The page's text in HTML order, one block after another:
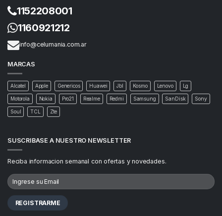
1152208001
1160921212
info@celumania.com.ar
MARCAS
Alcatel Apple Genericos Huawei Jbl Kosmo Lenovo Lg
Motorola Nokia Pro21 Realme Redmi Samsung SanDisk Sony
Soul TCL Zte
SUSCRIBASE A NUESTRO NEWSLETTER
Reciba informacion semanal con ofertas y novedades.